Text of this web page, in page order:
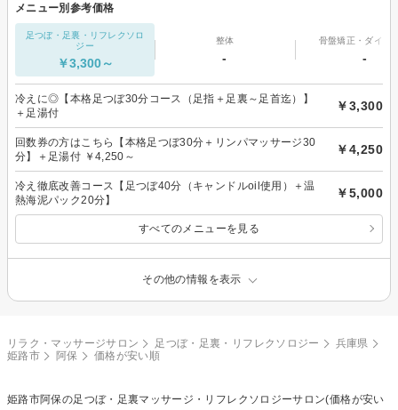
メニュー別参考価格
足つぼ・足裏・リフレクソロ
ジー
￥3,300～
整体
-
骨盤矯正・ダイエ
-
冷えに◎【本格足つぼ30分コース（足指＋足裏～足首迄）】
＋足湯付
￥3,300
回数券の方はこちら【本格足つぼ30分＋リンパマッサージ30
分】＋足湯付 ￥4,250～
￥4,250
冷え徹底改善コース【足つぼ40分（キャンドルoil使用）＋温
熱海泥パック20分】
￥5,000
すべてのメニューを見る
その他の情報を表示
リラク・マッサージサロン 足つぼ・足裏・リフレクソロジー
兵庫県
姫路市
阿保 価格が安い順
姫路市阿保の足つぼ・足裏マッサージ・リフレクソロジーサロン(価格が安い